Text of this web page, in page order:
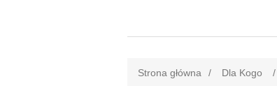
Strona główna / Dla Kogo /